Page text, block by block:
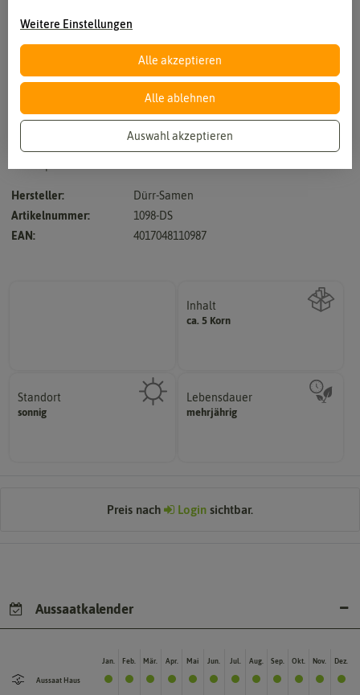
imposante tropische Kübelpflanze, mehrjährig, bis 200 cm,
Hersteller:
Dürr-Samen
Artikelnummer:
1098-DS
EAN:
4017048110987
Inhalt
ca. 5 KornWie viel ist enthalten
Standort
sonnig
Pflanze? (schattig, halbschattig,
sonnig, vollsonnig)
Lebensdauer
mehrjährig
einjährig, zweijährig oder
mehrjährig.
Preis nach Login sichtbar.
Aussaatkalender
Aussaat Haus
Jan. Feb. Mär. Apr. Mai Jun. Jul. Aug. Sep. Okt. Nov. Dez.
Weitere Einstellungen
Alle akzeptieren
Alle ablehnen
Auswahl akzeptieren